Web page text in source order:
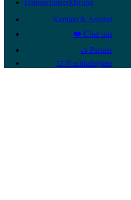
Datenschutzerklärung
Kontakt & Anfahrt
❤️ Über uns
🤝 Partner
🌼 Nachhaltigkeit